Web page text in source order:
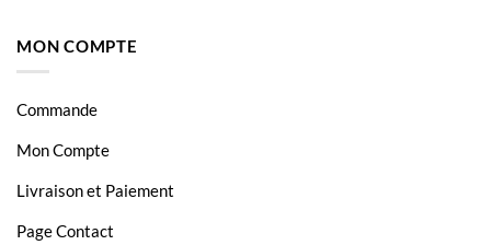
MON COMPTE
Commande
Mon Compte
Livraison et Paiement
Page Contact